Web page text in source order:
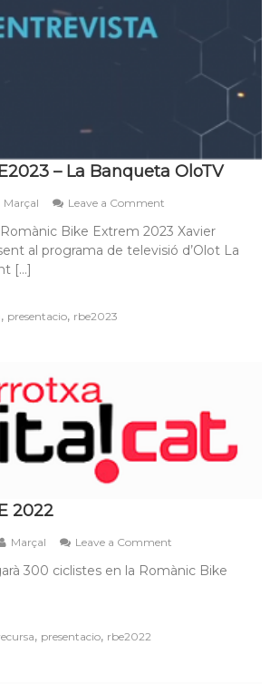
– La Banqueta OloTV
Marçal Leave a Comment
RBE2023
–
Bike Extrem 2023 Xavier
al programa de televisió d’Olot La
[…]
, presentacio, rbe2023
2022
Marçal Leave a Comment
RBE
300 ciclistes en la Romànic Bike
, presentacio, rbe2022